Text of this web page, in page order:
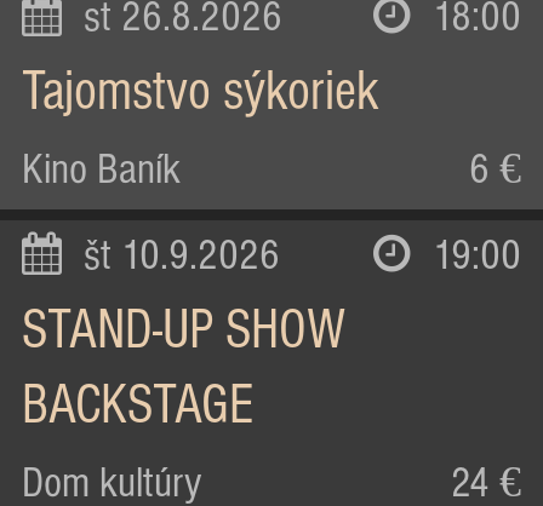
st 26.8.2026 18:00
Tajomstvo sýkoriek
Kino Baník 6 €
št 10.9.2026 19:00
STAND-UP SHOW
BACKSTAGE
Dom kultúry 24 €